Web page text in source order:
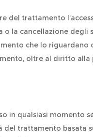
del trattamento
o la cancellazione degli
che lo riguardano
oltre al diritto alla
in qualsiasi momento
del trattamento basata